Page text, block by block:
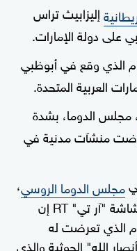
إليزابيث تراس
على دولة الإمارات.
الذي وقع في أبوظبي
العربية المتحدة.
، مجلس الدوما، بشدة
منشآت مدنية في
مجلس الدوما الروسي،
ليونيد سلوتسكي، في مداخلة عبر شاشة "آر تي" RT إن
الذي تعرضت له
الله" الحوثية والذي